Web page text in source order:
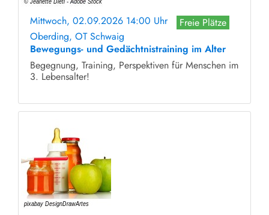
Mittwoch, 02.09.2026 14:00 Uhr
Freie Plätze
Oberding, OT Schwaig
Bewegungs- und Gedächtnistraining im Alter
Begegnung, Training, Perspektiven für Menschen im
3. Lebensalter!